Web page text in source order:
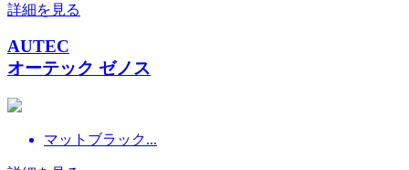
詳細を見る
AUTEC
オーテック ゼノス
マットブラック...